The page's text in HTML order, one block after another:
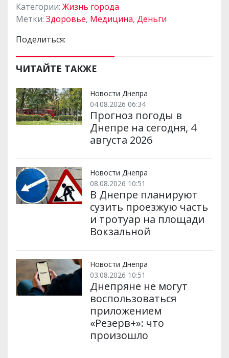
Категории: Жизнь города
Метки: Здоровье, Медицина, Деньги
Поделиться:
ЧИТАЙТЕ ТАКЖЕ
Новости Днепра
04.08.2026 06:34
Прогноз погоды в
Днепре на сегодня, 4
августа 2026
Новости Днепра
08.08.2026 10:51
В Днепре планируют
сузить проезжую часть
и тротуар на площади
Вокзальной
Новости Днепра
03.08.2026 10:51
Днепряне не могут
воспользоваться
приложением
«Резерв+»: что
произошло